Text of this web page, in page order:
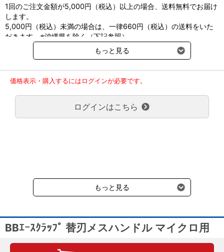
医療機器許認可番号は製造付属の添付文書を参照下さい。
長くご愛用いただくために。
専用のメンテナンスオイル「ステリリットi」の商品ページでは、
メンテナンス方法をご案内しております。
正しいメンテナンスは、破損、変色、錆びなどの予防につながり
メンテナンス用オイル ステリリットｉの商品ページはこちら
1回のご注文金額が5,000円（税込）以上の場合、送料無料でお届け
します。
5,000円（税込）未満の場合は、一律660円（税込）の送料をいた
だきます。※沖縄県を除く（下記参照）
※2017年11月14日（火）より沖縄県へのお届けにつきましては、1
回のご注文金額（税込）が、30,000円以上で配送無料となります。
ご了承のほどよろしくお願い致します。
弊社都合でお届けが２回以上に分かれる場合の送料負担は、１回分
のみで新たな送料は発生しません。
大型商品送料が必要な商品をご注文の場合は、大型商品送料のみご
負担頂きます。
受けます。
もっと見る
価格表示・購入するにはログインが必要です。
ログインはこちら
もっと見る
BBｴｰｽｸﾗｯﾌﾟ 替刃メスハンドル マイクロ用